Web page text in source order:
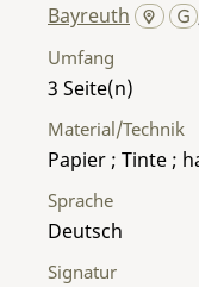
Bayreuth
Umfang
3
Material/Technik
Papier ; Tinte ;
Sprache
Deutsch
Signatur